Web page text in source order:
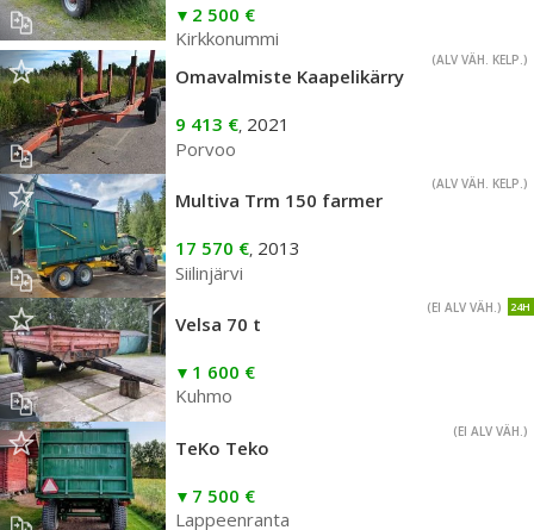
2 500 €
Kirkkonummi
(ALV VÄH. KELP.)
Omavalmiste Kaapelikärry
9 413 €, 2021
Porvoo
(ALV VÄH. KELP.)
Multiva Trm 150 farmer
17 570 €, 2013
Siilinjärvi
24H
(EI ALV VÄH.)
Velsa 70 t
1 600 €
Kuhmo
(EI ALV VÄH.)
TeKo Teko
7 500 €
Lappeenranta